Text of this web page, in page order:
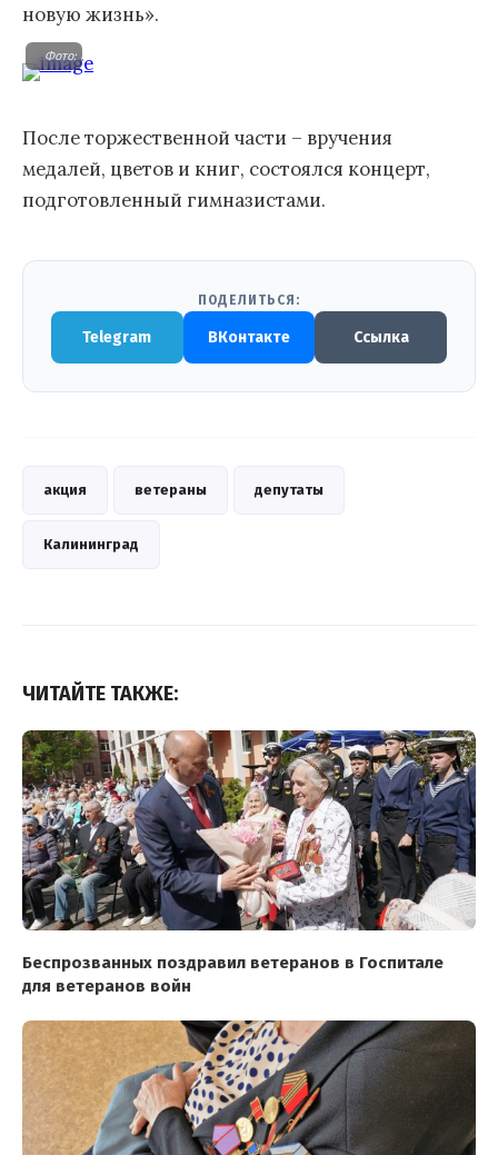
новую жизнь».
Фото: http://gorsovetklgd.ru/sites/default/files/img_7166_0.jpg
После торжественной части – вручения
медалей, цветов и книг, состоялся концерт,
подготовленный гимназистами.
ПОДЕЛИТЬСЯ:
Telegram ВКонтакте Ссылка
акция ветераны депутаты
Калининград
ЧИТАЙТЕ ТАКЖЕ:
Беспрозванных поздравил ветеранов в Госпитале
для ветеранов войн